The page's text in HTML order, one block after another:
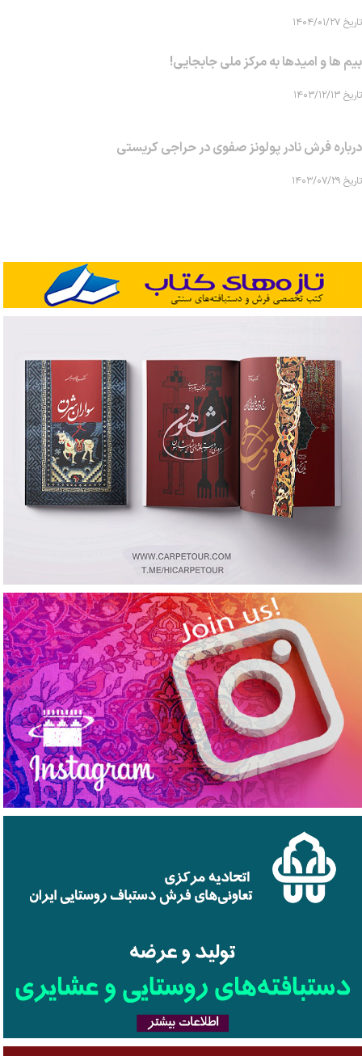
تاریخ ۱۴۰۴/۰۱/۲۷
بیم ها و امیدها به مرکز ملی جابجایی!
تاریخ ۱۴۰۳/۱۲/۱۳
درباره فرش نادر پولونز صفوی در حراجی کریستی
تاریخ ۱۴۰۳/۰۷/۲۹